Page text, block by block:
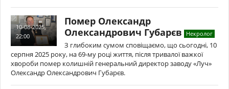
10-08-2025,
22:00
Помер Олександр
Олександрович Губарєв
Некролог
З глибоким сумом сповіщаємо, що сьогодні, 10
серпня 2025 року, на 69-му році життя, після тривалої важкої
хвороби помер колишній генеральний директор заводу «Луч»
Олександр Олександрович Губарєв.